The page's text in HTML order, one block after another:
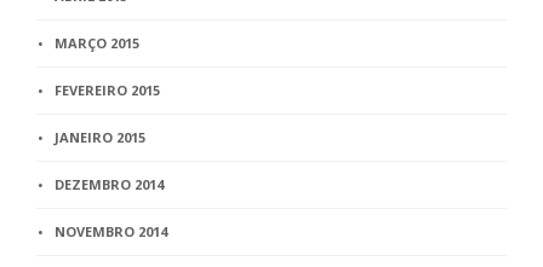
MARÇO 2015
FEVEREIRO 2015
JANEIRO 2015
DEZEMBRO 2014
NOVEMBRO 2014